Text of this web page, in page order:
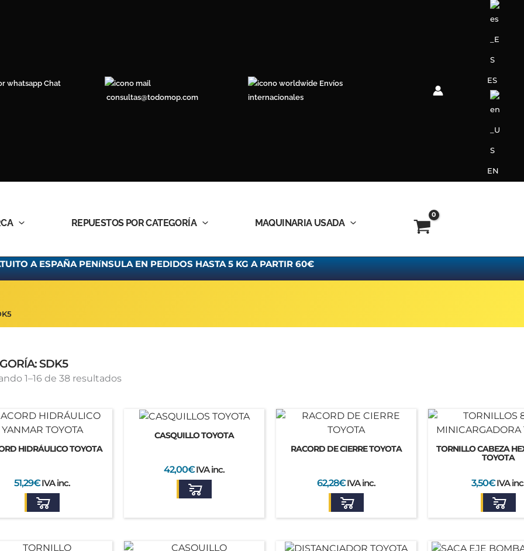
Chat
consultas@todomop.com
Envíos
internacionales
ES
EN
REPUESTOS POR CATEGORÍA MAQUINARIA USADA
A ESPAÑA PENíNSULA EN PEDIDOS HASTA 5 KG A PARTIR 60€
SDK5
1–16 de 38 resultadosOrdenado
últimos
HIDRÁULICO TOYOTA
51,29€IVA inc.
CASQUILLO TOYOTA
42,00€IVA inc.
RACORD DE CIERRE TOYOTA
62,28€IVA inc.
TORNILLO CABEZA
TOYOTA
3,50€IVA